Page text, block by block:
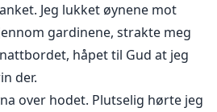
Jeg lukket øynene mot
gardinene, strakte meg
håpet til Gud at jeg
der.
over hodet. Plutselig hørte jeg